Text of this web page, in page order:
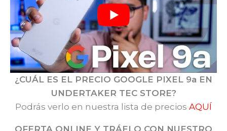
¿CUÁL ES EL PRECIO GOOGLE PIXEL 9a EN
UNDERTAKER TEC STORE?
Podrás verlo en nuestra lista de precios AQUÍ
OFERTA ONLINE Y TRÁELO CON NUESTRO